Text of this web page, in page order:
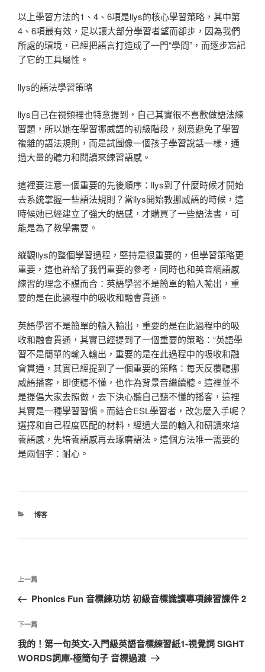
以上學習方法的1、4、6項是llys的核心學習策略，其中第
4、6項最有效，足以讓大部分學習者望而卻步，因為我們
所處的環境，已經把語言打造成了一門“學問”，而逐步忘記
了它的工具屬性。
llys的語法學習策略
llys自己在視頻裡也特意提到，自己其實很不喜歡做語法練
習題，所以她在學習挪威語的初級階段，刻意避免了學習
複雜的語法規則，而是試圖像一個孩子學習說話一樣，通
過大量的聽力和閱讀來練習語感。
這裡要注意一個重要的先後順序：llys到了什麼時候才開始
去系統掌握一些語法規則？當llys開始教挪威語的時候，這
時候她已經建立了強大的語感，才購買了一些語法書，可
能是為了教學需要。
縱觀llys的整個學習過程，堅持是很重要的，但學習策略更
重要，這也許給了我們重要的參考，同時也和英音網語感
練習的理念不謀而合：英語學習不是簡單的輸入輸出，重
要的是在此過程中的吸收和融會貫通。
英語學習不是簡單的輸入輸出，重要的是在此過程中的吸
收和融會貫通，其實已經提到了一個重要的策略：“英語學
習不是簡單的輸入輸出，重要的是在此過程中的吸收和融
會貫通，其實已經提到了一個重要的策略：每天反覆聽挪
威語播客，即使聽不懂，也作為背景音繼續聽。這裡並不
是提倡大家去照做，去下決心聽自己聽不懂的播客，這裡
其實是一種學習習慣。而結合ESL學習者，改怎麼入手呢？
選擇和自己程度匹配的材料，經過大量的輸入和研讀來培
養語感，先培養語感再去琢磨語法。這個方法唯一需要的
是兩個字：耐心。
分
博客
文
導
覽
上
一
文
章
上一篇
Phonics Fun 音標練功坊 初級音標識讀專項練習課件 2
下
一
篇
下一篇
我的！第一句英文-入門級英語音標練習紙1-視覺詞 SIGHT
WORDS詞庫-極簡句子 音標過渡